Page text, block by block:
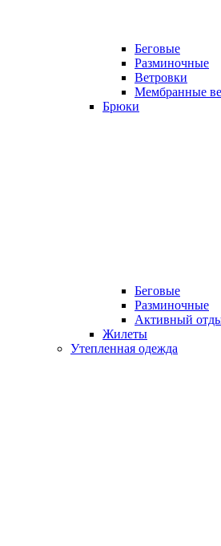
Беговые
Разминочные
Ветровки
Мембранные
Брюки
Беговые
Разминочные
Активный
Жилеты
Утепленная одежда